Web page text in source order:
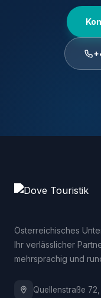
Österreichisches
Ihr verlässlicher
mehrsprachig und
Quellenstraße